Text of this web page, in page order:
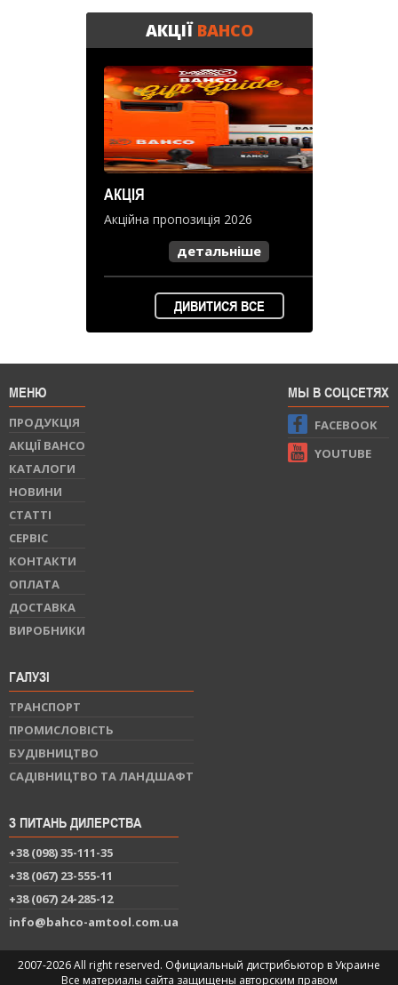
АКЦІЇBAHCO
АКЦІЯ
Акційна пропозиція 2026
детальніше
ДИВИТИСЯ ВСЕ
МЕНЮ
ПРОДУКЦIЯ
АКЦІЇ BAHCO
КАТАЛОГИ
НОВИНИ
СТАТТI
СЕРВIС
КОНТАКТИ
ОПЛАТА
ДОСТАВКА
ВИРОБНИКИ
ГАЛУЗІ
ТРАНСПОРТ
ПРОМИСЛОВІСТЬ
БУДІВНИЦТВО
САДІВНИЦТВО ТА ЛАНДШАФТ
З ПИТАНЬ ДИЛЕРСТВА
+38 (098) 35-111-35
+38 (067) 23-555-11
+38 (067) 24-285-12
info@bahco-amtool.com.ua
МЫ В СОЦСЕТЯХ
FACEBOOK
YOUTUBE
2007-2026 All right reserved. Официальный дистрибьютор в Украине
Все материалы сайта защищены авторским правом